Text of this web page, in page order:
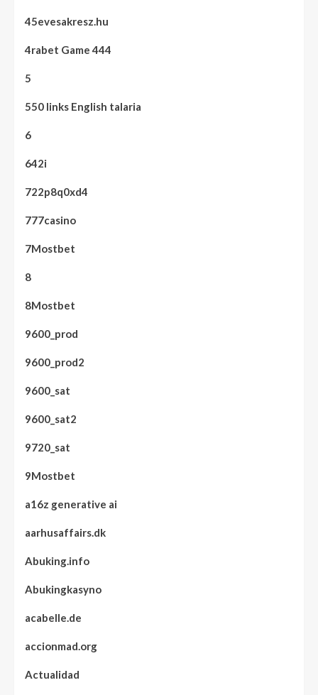
45evesakresz.hu
4rabet Game 444
5
550 links English talaria
6
642i
722p8q0xd4
777casino
7Mostbet
8
8Mostbet
9600_prod
9600_prod2
9600_sat
9600_sat2
9720_sat
9Mostbet
a16z generative ai
aarhusaffairs.dk
Abuking.info
Abukingkasyno
acabelle.de
accionmad.org
Actualidad